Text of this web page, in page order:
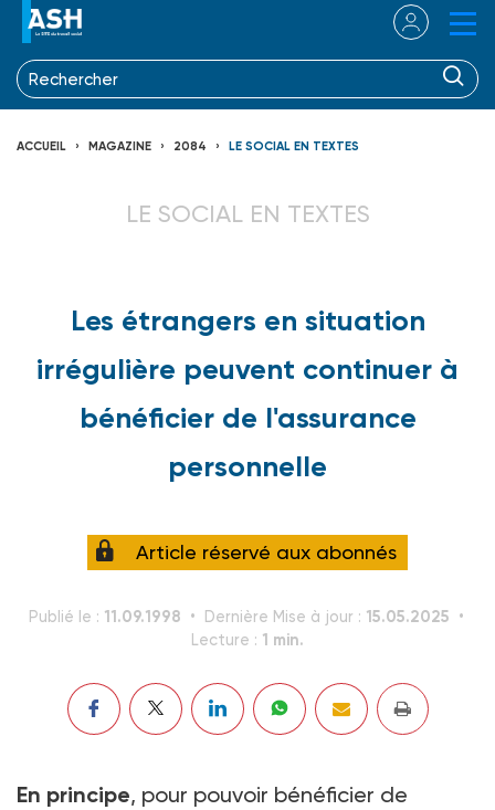
ACCUEIL MAGAZINE 2084 LE SOCIAL EN TEXTES
LE SOCIAL EN TEXTES
Les étrangers en situation
irrégulière peuvent continuer à
bénéficier de l'assurance
personnelle
Article réservé aux abonnés
Publié le : 11.09.1998 Dernière Mise à jour : 15.05.2025
Lecture : 1 min.
En principe, pour pouvoir bénéficier de